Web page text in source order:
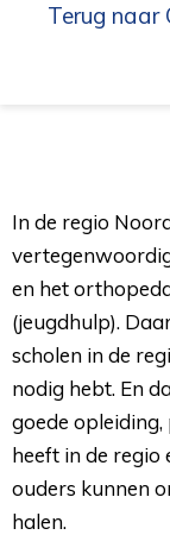
Terug naar
In de regio
en het
(jeugdhulp).
scholen in de
nodig hebt. En
goede
heeft in de regio
ouders kunnen
halen.